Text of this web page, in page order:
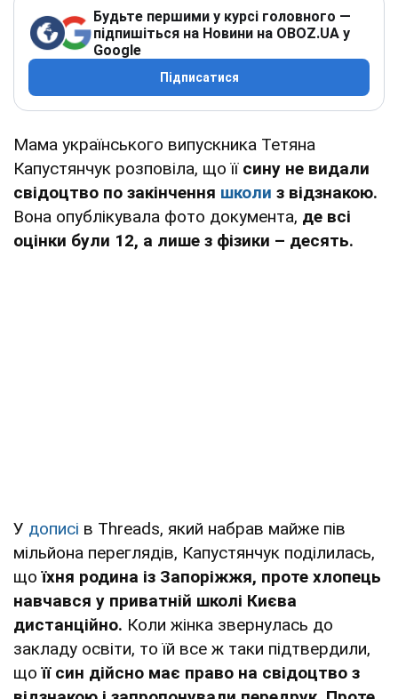
Будьте першими у курсі головного —
підпишіться на Новини на OBOZ.UA у
Google
Підписатися
Мама українського випускника Тетяна
Капустянчук розповіла, що її сину не видали
свідоцтво по закінчення школи з відзнакою.
Вона опублікувала фото документа, де всі
оцінки були 12, а лише з фізики – десять.
У дописі в Threads, який набрав майже пів
мільйона переглядів, Капустянчук поділилась,
щоїхня родина із Запоріжжя, проте хлопець
навчався у приватній школі Києва
дистанційно. Коли жінка звернулась до
закладу освіти, то їй все ж таки підтвердили,
щоїї син дійсно має право на свідоцтво з